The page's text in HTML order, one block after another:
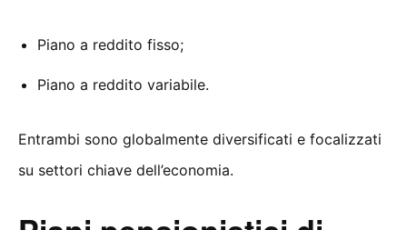
Piano a reddito fisso;
Piano a reddito variabile.
Entrambi sono globalmente diversificati e focalizzati
su settori chiave dell’economia.